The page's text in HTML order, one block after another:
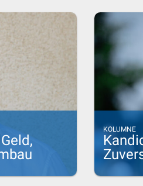
KOLUMNE